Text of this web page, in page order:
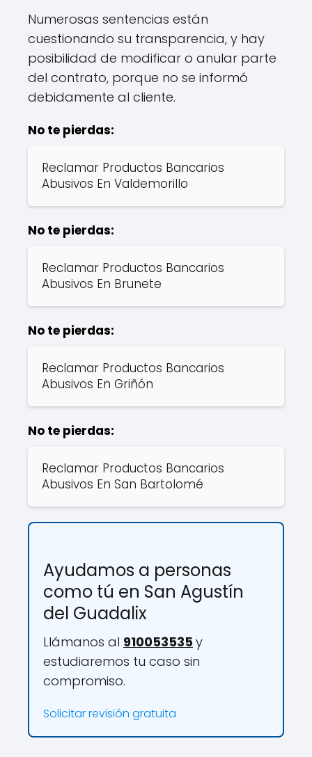
Numerosas sentencias están
cuestionando su transparencia, y hay
posibilidad de modificar o anular parte
del contrato, porque no se informó
debidamente al cliente.
No te pierdas:
Reclamar Productos Bancarios
Abusivos En Valdemorillo
No te pierdas:
Reclamar Productos Bancarios
Abusivos En Brunete
No te pierdas:
Reclamar Productos Bancarios
Abusivos En Griñón
No te pierdas:
Reclamar Productos Bancarios
Abusivos En San Bartolomé
Ayudamos a personas
como tú en San Agustín
del Guadalix
Llámanos al 910053535y
estudiaremos tu caso sin
compromiso.
Solicitar revisión gratuita